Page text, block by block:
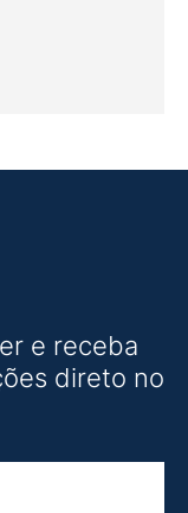
e receba
direto no